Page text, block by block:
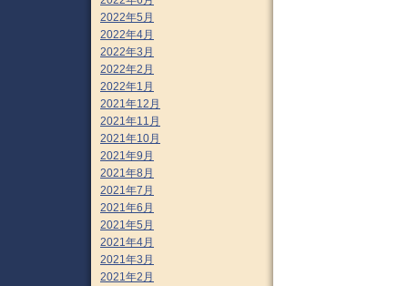
2022年5月
2022年4月
2022年3月
2022年2月
2022年1月
2021年12月
2021年11月
2021年10月
2021年9月
2021年8月
2021年7月
2021年6月
2021年5月
2021年4月
2021年3月
2021年2月